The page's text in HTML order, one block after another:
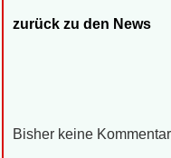
zurück zu den News
Bisher keine